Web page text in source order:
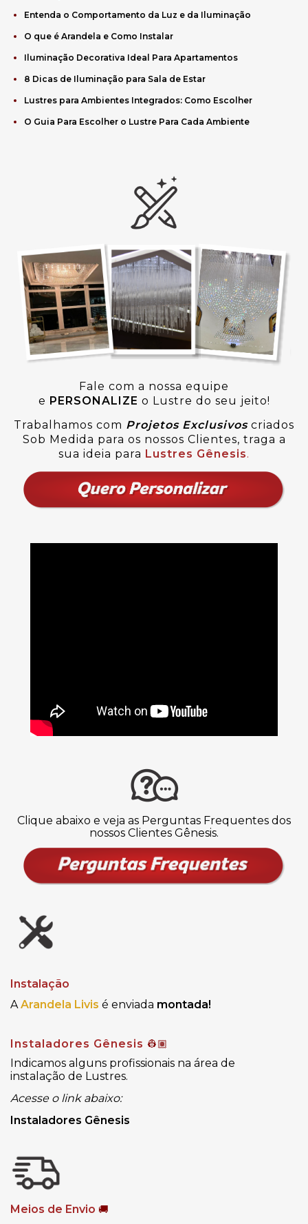
Entenda o Comportamento da Luz e da Iluminação
O que é Arandela e Como Instalar
Iluminação Decorativa Ideal Para Apartamentos
8 Dicas de Iluminação para Sala de Estar
Lustres para Ambientes Integrados: Como Escolher
O Guia Para Escolher o Lustre Para Cada Ambiente
Fale com a nossa equipe
e PERSONALIZE o Lustre do seu jeito!
Trabalhamos com Projetos Exclusivoscriados
Sob Medida para os nossos Clientes, traga a
sua ideia para Lustres Gênesis.
Clique abaixo e veja as Perguntas Frequentes dos
nossos Clientes Gênesis.
Instalação
A Arandela Livis é enviada montada!
Instaladores Gênesis 👷🏽
Indicamos alguns profissionais na área de
instalação de Lustres.
Acesse o link abaixo:
Instaladores Gênesis
Meios de Envio 🚚